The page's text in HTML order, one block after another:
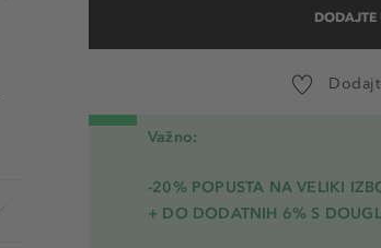
DODAJTE
Važno:
-20% POPUSTA NA VELIKI
+ DO DODATNIH 6% S